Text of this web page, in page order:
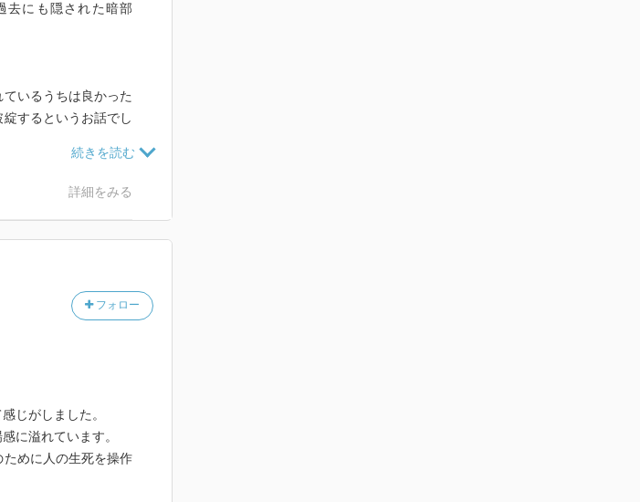
去にも隠された暗部
いるうちは良かった
するというお話でし
なってしまって何とも
詳細をみる
フォロー
じがしました。
に溢れています。
めに人の生死を操作